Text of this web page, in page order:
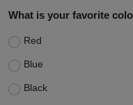
What is your favorite
Red
Blue
Black